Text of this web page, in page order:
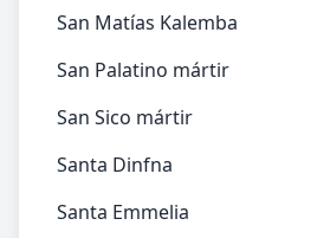
San Matías Kalemba
San Palatino mártir
San Sico mártir
Santa Dinfna
Santa Emmelia